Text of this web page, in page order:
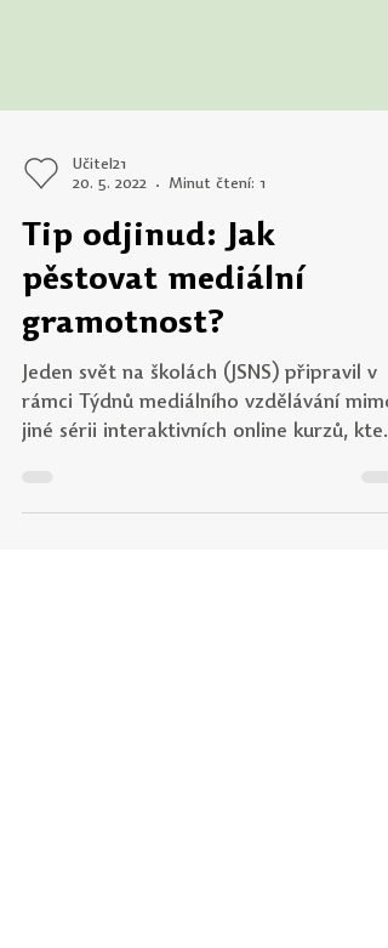
Učitel21
20. 5. 2022
Minut čtení: 1
Tip odjinud: Jak
pěstovat mediální
gramotnost?
Jeden svět na školách (JSNS) připravil v